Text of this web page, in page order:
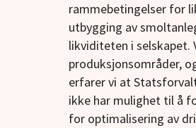
rammebetingelser for
utbygging av
likviditeten i selskapet.
produksjonsområder,
erfarer vi at
ikke har mulighet til å
for optimalisering av